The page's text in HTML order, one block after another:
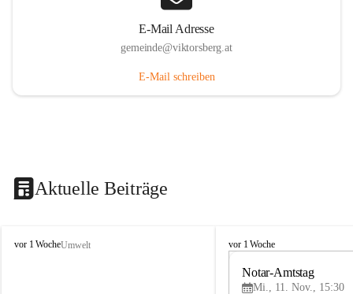
E-Mail Adresse
gemeinde@viktorsberg.at
E-Mail schreiben
Aktuelle Beiträge
V
vor 1 WocheUmwelt
V
vor 1 Woche
Notar-Amtstag
Mi., 11. Nov., 15:30